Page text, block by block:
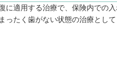
に適用する治療で、保険内での
ったく歯がない状態の治療とし